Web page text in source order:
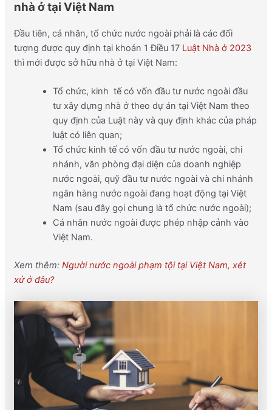
nhà ở tại Việt Nam
Đầu tiên, cá nhân, tổ chức nước ngoài phải là các đối
tượng được quy định tại khoản 1 Điều 17 Luật Nhà ở 2023
thì mới được sở hữu nhà ở tại Việt Nam:
Tổ chức, kinh tế có vốn đầu tư nước ngoài đầu
tư xây dựng nhà ở theo dự án tại Việt Nam theo
quy định của Luật này và quy định khác của pháp
luật có liên quan;
Tổ chức kinh tế có vốn đầu tư nước ngoài, chi
nhánh, văn phòng đại diện của doanh nghiệp
nước ngoài, quỹ đầu tư nước ngoài và chi nhánh
ngân hàng nước ngoài đang hoạt động tại Việt
Nam (sau đây gọi chung là tổ chức nước ngoài);
Cá nhân nước ngoài được phép nhập cảnh vào
Việt Nam.
Xem thêm: Người nước ngoài phạm tội tại Việt Nam, xét
xử ở đâu?